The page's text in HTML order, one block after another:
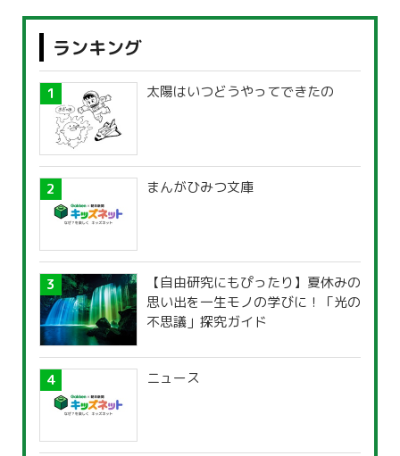
ランキング
太陽はいつどうやってできたの
まんがひみつ文庫
【自由研究にもぴったり】夏休みの
思い出を一生モノの学びに！「光の
不思議」探究ガイド
ニュース